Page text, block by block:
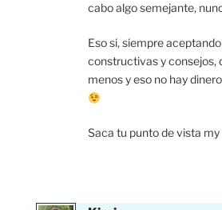
cabo algo semejante,
Eso si, siempre
constructivas y consejos,
menos y eso no hay
Saca tu punto de vista my